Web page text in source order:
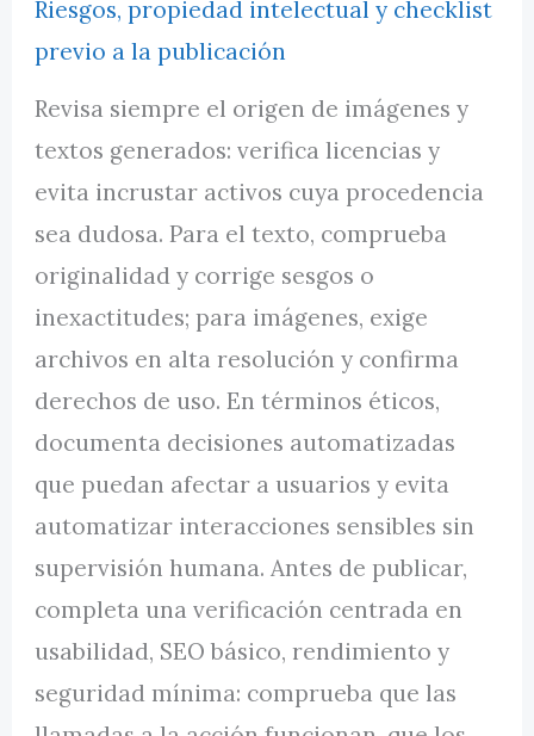
Riesgos, propiedad intelectual y checklist
previo a la publicación
Revisa siempre el origen de imágenes y
textos generados: verifica licencias y
evita incrustar activos cuya procedencia
sea dudosa. Para el texto, comprueba
originalidad y corrige sesgos o
inexactitudes; para imágenes, exige
archivos en alta resolución y confirma
derechos de uso. En términos éticos,
documenta decisiones automatizadas
que puedan afectar a usuarios y evita
automatizar interacciones sensibles sin
supervisión humana. Antes de publicar,
completa una verificación centrada en
usabilidad, SEO básico, rendimiento y
seguridad mínima: comprueba que las